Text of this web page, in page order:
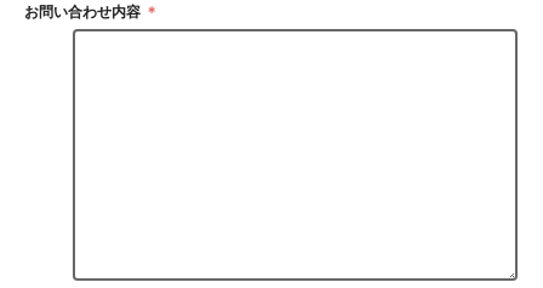
お問い合わせ内容 ＊